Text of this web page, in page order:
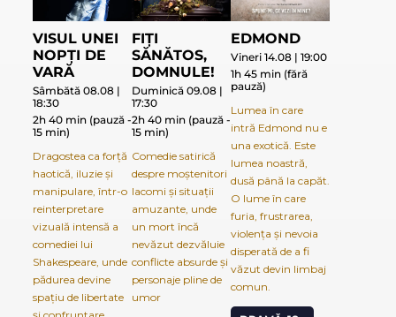
VISUL UNEI
NOPȚI DE
VARĂ
Sâmbătă 08.08 |
18:30
2h 40 min (pauză -
15 min)
Dragostea ca forță
haotică, iluzie și
manipulare, într-o
reinterpretare
vizuală intensă a
comediei lui
Shakespeare, unde
pădurea devine
spațiu de libertate
FIȚI
SĂNĂTOS,
DOMNULE!
Duminică 09.08 |
17:30
2h 40 min (pauză -
15 min)
Comedie satirică
despre moștenitori
lacomi și situații
amuzante, unde
un mort încă
nevăzut dezvăluie
conflicte absurde și
personaje pline de
umor
EDMOND
Vineri 14.08 | 19:00
1h 45 min (fără
pauză)
Lumea în care
intră Edmond nu e
una exotică. Este
lumea noastră,
dusă până la capăt.
O lume în care
furia, frustrarea,
violența și nevoia
disperată de a fi
văzut devin limbaj
comun.